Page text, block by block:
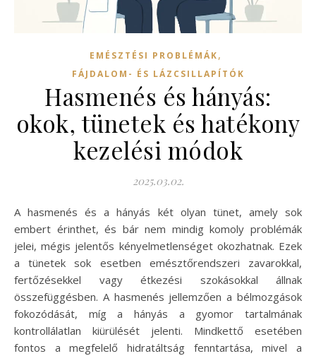
EMÉSZTÉSI PROBLÉMÁK,
FÁJDALOM- ÉS LÁZCSILLAPÍTÓK
Hasmenés és hányás:
okok, tünetek és hatékony
kezelési módok
2025.03.02.
A hasmenés és a hányás két olyan tünet, amely sok
embert érinthet, és bár nem mindig komoly problémák
jelei, mégis jelentős kényelmetlenséget okozhatnak. Ezek
a tünetek sok esetben emésztőrendszeri zavarokkal,
fertőzésekkel vagy étkezési szokásokkal állnak
összefüggésben. A hasmenés jellemzően a bélmozgások
fokozódását, míg a hányás a gyomor tartalmának
kontrollálatlan kiürülését jelenti. Mindkettő esetében
fontos a megfelelő hidratáltság fenntartása, mivel a